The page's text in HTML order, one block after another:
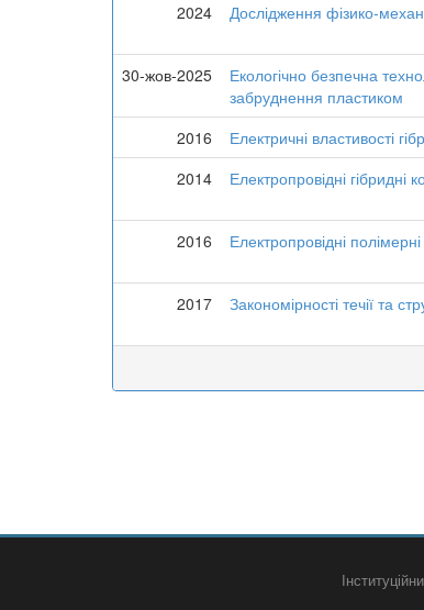
2024
Дослідження фізико-
30-жов-2025
Екологічно безпечна
забруднення пластиком
2016
Електричні властивості
2014
Електропровідні гібридні
2016
Електропровідні
2017
Закономірності течії та